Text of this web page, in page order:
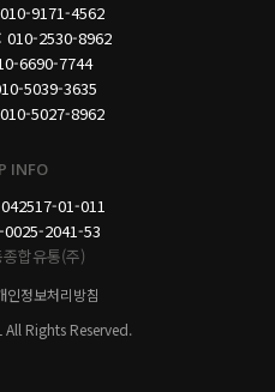
9171-4562
010-2530-8962
6690-7744
5039-3635
5027-8962
INFO
01-011
0025-2041-53
합유통(주)
인정보처리방침
All Rights Reserved.